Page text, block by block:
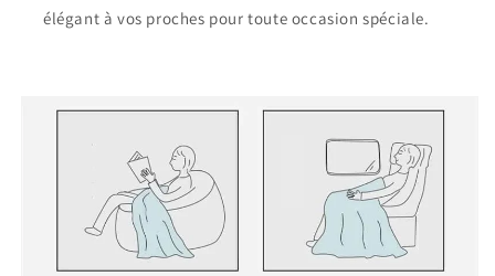
élégant à vos proches pour toute occasion spéciale.